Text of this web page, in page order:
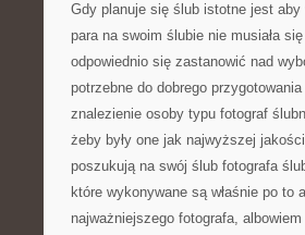
Gdy planuje się ślub istotne jest aby
para na swoim ślubie nie musiała
odpowiednio się zastanowić nad
potrzebne do dobrego
znalezienie osoby typu fotograf
żeby były one jak najwyższej
poszukują na swój ślub fotografa
które wykonywane są właśnie po
najważniejszego fotografa,